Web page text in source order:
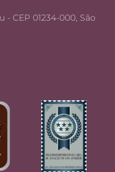
- CEP 01234-000, São